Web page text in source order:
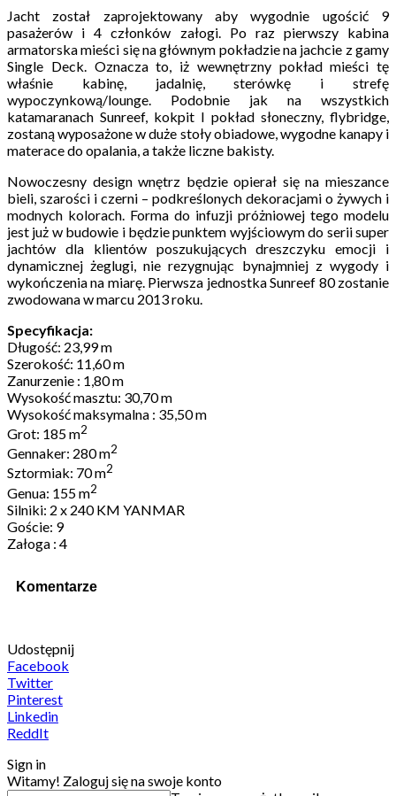
Jacht został zaprojektowany aby wygodnie ugościć 9
pasażerów i 4 członków załogi. Po raz pierwszy kabina
armatorska mieści się na głównym pokładzie na jachcie z gamy
Single Deck. Oznacza to, iż wewnętrzny pokład mieści tę
właśnie kabinę, jadalnię, sterówkę i strefę
wypoczynkową/lounge. Podobnie jak na wszystkich
katamaranach Sunreef, kokpit I pokład słoneczny, flybridge,
zostaną wyposażone w duże stoły obiadowe, wygodne kanapy i
materace do opalania, a także liczne bakisty.
Nowoczesny design wnętrz będzie opierał się na mieszance
bieli, szarości i czerni – podkreślonych dekoracjami o żywych i
modnych kolorach. Forma do infuzji próżniowej tego modelu
jest już w budowie i będzie punktem wyjściowym do serii super
jachtów dla klientów poszukujących dreszczyku emocji i
dynamicznej żeglugi, nie rezygnując bynajmniej z wygody i
wykończenia na miarę. Pierwsza jednostka Sunreef 80 zostanie
zwodowana w marcu 2013 roku.
Specyfikacja:
Długość: 23,99 m
Szerokość: 11,60 m
Zanurzenie : 1,80 m
Wysokość masztu: 30,70 m
Wysokość maksymalna : 35,50 m
Grot: 185 m2
Gennaker: 280 m2
Sztormiak: 70 m2
Genua: 155 m2
Silniki: 2 x 240 KM YANMAR
Goście: 9
Załoga : 4
Komentarze
Udostępnij
Facebook
Twitter
Pinterest
Linkedin
ReddIt
Sign in
Witamy! Zaloguj się na swoje konto